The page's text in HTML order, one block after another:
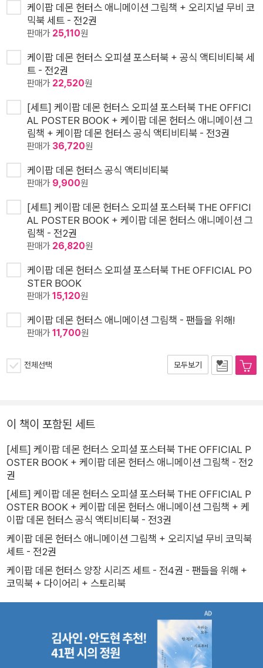
케이팝 데몬 헌터스 애니메이션 그림책 + 오리지널 무비 코
믹북 세트 - 전2권
판매가 25,110원
케이팝 데몬 헌터스 오피셜 포스터북 + 공식 액티비티북 세
트 - 전2권
판매가 22,520원
[세트] 케이팝 데몬 헌터스 오피셜 포스터북 THE OFFICI
AL POSTER BOOK + 케이팝 데몬 헌터스 애니메이션 그
림책 + 케이팝 데몬 헌터스 공식 액티비티북 - 전3권
판매가 36,720원
케이팝 데몬 헌터스 공식 액티비티북
판매가 9,900원
[세트] 케이팝 데몬 헌터스 오피셜 포스터북 THE OFFICI
AL POSTER BOOK + 케이팝 데몬 헌터스 애니메이션 그
림책 - 전2권
판매가 26,820원
케이팝 데몬 헌터스 오피셜 포스터북 THE OFFICIAL PO
STER BOOK
판매가15,120원
케이팝 데몬 헌터스 애니메이션 그림책 - 팬들을 위해!
판매가11,700원
전체선택 모두보기
이 책이 포함된 세트
[세트] 케이팝 데몬 헌터스 오피셜 포스터북 THE OFFICIAL P
OSTER BOOK + 케이팝 데몬 헌터스 애니메이션 그림책 - 전2
권
[세트] 케이팝 데몬 헌터스 오피셜 포스터북 THE OFFICIAL P
OSTER BOOK + 케이팝 데몬 헌터스 애니메이션 그림책 + 케
이팝 데몬 헌터스 공식 액티비티북 - 전3권
케이팝 데몬 헌터스 애니메이션 그림책 + 오리지널 무비 코믹북
세트 - 전2권
케이팝 데몬 헌터스 양장 시리즈 세트 - 전4권 - 팬들을 위해 +
코믹북 + 다이어리 + 스토리북